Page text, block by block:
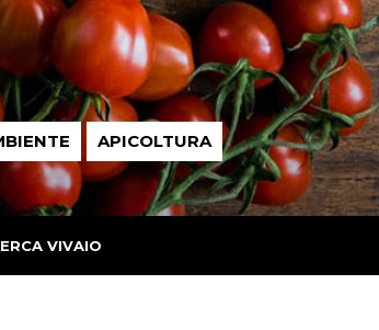
APICOLTURA
VIVAIO